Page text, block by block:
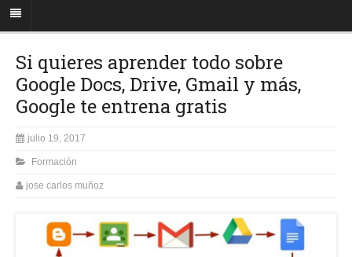
Si quieres aprender todo sobre
Google Docs, Drive, Gmail y más,
Google te entrena gratis
julio 19, 2017
Formación
jose carlos muñoz